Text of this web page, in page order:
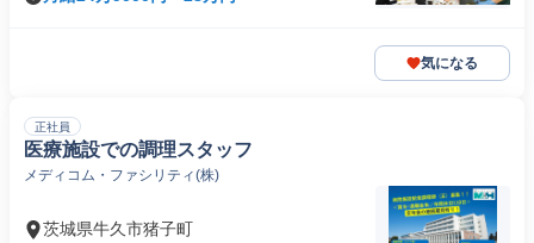
気になる
正社員
医療施設での調理スタッフ
メディコム・ファシリティ(株)
茨城県牛久市猪子町